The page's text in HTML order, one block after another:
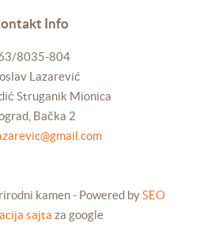
Info
8035-804
Lazarević
Struganik Mionica
Bačka 2
kamen - Powered bySEO
sajta za google